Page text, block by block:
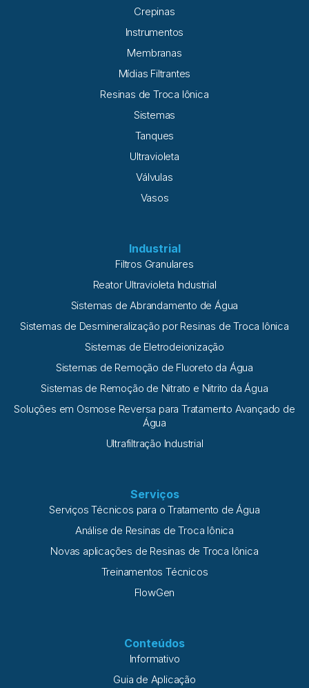
Crepinas
Instrumentos
Membranas
Mídias Filtrantes
Resinas de Troca Iônica
Sistemas
Tanques
Ultravioleta
Válvulas
Vasos
Industrial
Filtros Granulares
Reator Ultravioleta Industrial
Sistemas de Abrandamento de Água
Sistemas de Desmineralização por Resinas de Troca Iônica
Sistemas de Eletrodeionização
Sistemas de Remoção de Fluoreto da Água
Sistemas de Remoção de Nitrato e Nitrito da Água
Soluções em Osmose Reversa para Tratamento Avançado de
Água
Ultrafiltração Industrial
Serviços
Serviços Técnicos para o Tratamento de Água
Análise de Resinas de Troca Iônica
Novas aplicações de Resinas de Troca Iônica
Treinamentos Técnicos
FlowGen
Conteúdos
Informativo
Guia de Aplicação